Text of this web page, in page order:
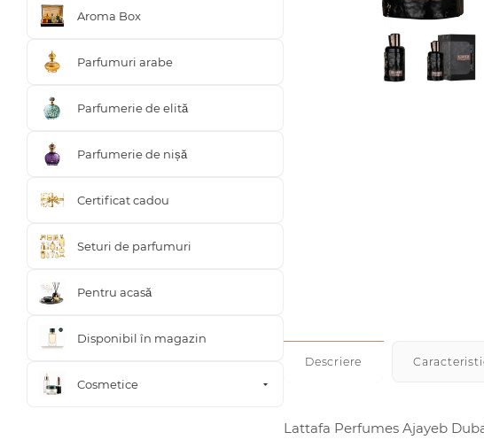
Descriere
Lattafa Perfumes Ajayeb
Aroma Box
Parfumuri arabe
Parfumerie de elită
Parfumerie de nișă
Certificat cadou
Seturi de parfumuri
Pentru acasă
Disponibil în magazin
Cosmetice